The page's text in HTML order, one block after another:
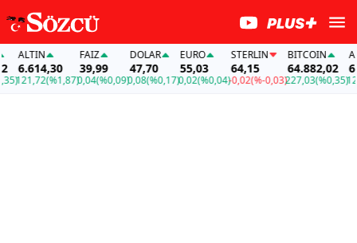
ALTIN
6.614,30
121,72(%1,87)
FAİZ
39,99
0,04(%0,09)
DOLAR
47,70
0,08(%0,17)
EURO
55,03
0,02(%0,04)
STERLIN
64,15
-0,02(%-0,03)
BITCOIN
64.882,02
227,03(%0,35)